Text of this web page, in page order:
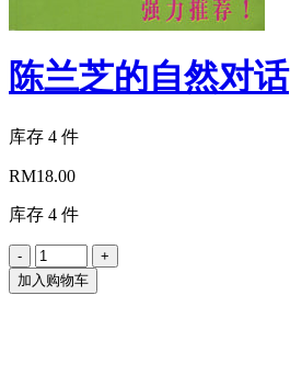
陈兰芝的自然对话
库存 4 件
RM18.00
库存 4 件
加入购物车